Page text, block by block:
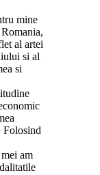
mine
al artei
si al
si
Folosind
am